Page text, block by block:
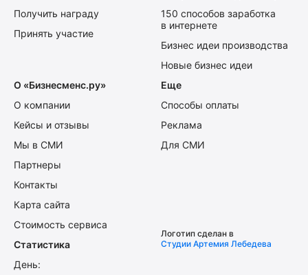
Получить награду
Принять участие
150 способов заработка
в интернете
Бизнес идеи производства
Новые бизнес идеи
О «Бизнесменс.ру»
О компании
Кейсы и отзывы
Мы в СМИ
Партнеры
Контакты
Карта сайта
Стоимость сервиса
Еще
Способы оплаты
Реклама
Для СМИ
Статистика
День:
Логотип сделан в
Студии Артемия Лебедева